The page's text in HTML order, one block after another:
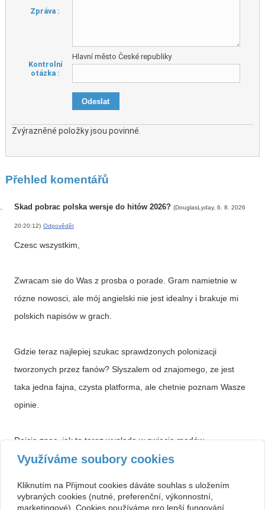
Zpráva :
Kontrolní
otázka :
Hlavní město České republiky
Zvýrazněné položky jsou povinné.
Přehled komentářů
Skad pobrac polska wersje do hitów 2026? (DouglasLyday, 6. 8. 2026
20:20:12) Odpovědět
Czesc wszystkim,
Zwracam sie do Was z prosba o porade. Gram namietnie w
rózne nowosci, ale mój angielski nie jest idealny i brakuje mi
polskich napisów w grach.
Gdzie teraz najlepiej szukac sprawdzonych polonizacji
tworzonych przez fanów? Slyszalem od znajomego, ze jest
taka jedna fajna, czysta platforma, ale chetnie poznam Wasze
opinie.
Dajcie znac, jak to teraz wyglada w swiecie modów
jezykowych.
Využíváme soubory cookies
Kliknutím na Přijmout cookies dáváte souhlas s uložením
vybraných cookies (nutné, preferenční, výkonnostní,
marketingové). Cookies používáme pro lepší fungování